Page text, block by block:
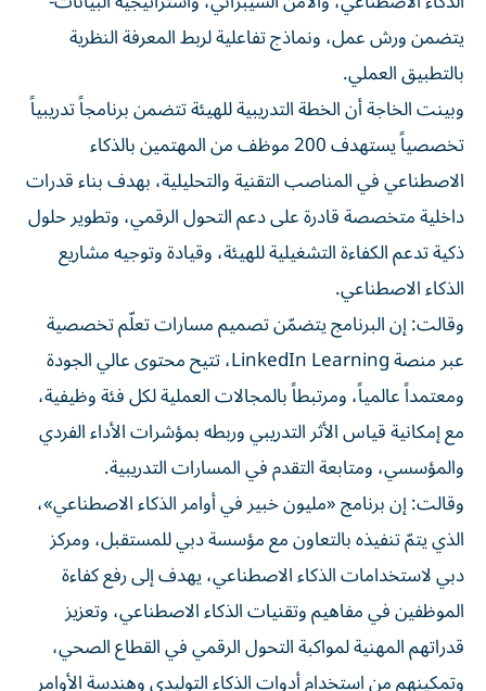
يتضمن ورش عمل، ونماذج تفاعلية لربط المعرفة النظرية
بالتطبيق العملي.
وبينت الخاجة أن الخطة التدريبية للهيئة تتضمن برنامجاً تدريبياً
تخصصياً يستهدف 200 موظف من المهتمين بالذكاء
الاصطناعي في المناصب التقنية والتحليلية، بهدف بناء قدرات
داخلية متخصصة قادرة على دعم التحول الرقمي، وتطوير حلول
ذكية تدعم الكفاءة التشغيلية للهيئة، وقيادة وتوجيه مشاريع
الذكاء الاصطناعي.
وقالت: إن البرنامج يتضمّن تصميم مسارات تعلّم تخصصية
عبر منصة LinkedIn Learning، تتيح محتوى عالي الجودة
ومعتمداً عالمياً، ومرتبطاً بالمجالات العملية لكل فئة وظيفية،
مع إمكانية قياس الأثر التدريبي وربطه بمؤشرات الأداء الفردي
والمؤسسي، ومتابعة التقدم في المسارات التدريبية.
وقالت: إن برنامج «مليون خبير في أوامر الذكاء الاصطناعي»،
الذي يتمّ تنفيذه بالتعاون مع مؤسسة دبي للمستقبل، ومركز
دبي لاستخدامات الذكاء الاصطناعي، يهدف إلى رفع كفاءة
الموظفين في مفاهيم وتقنيات الذكاء الاصطناعي، وتعزيز
قدراتهم المهنية لمواكبة التحول الرقمي في القطاع الصحي،